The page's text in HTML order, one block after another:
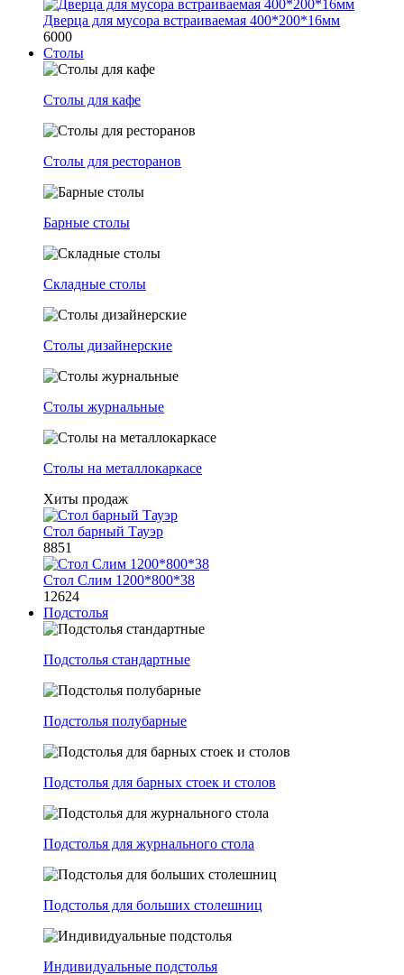
Дверца для мусора встраиваемая 400*200*16мм
6000
Столы
Столы для кафе
Столы для ресторанов
Барные столы
Складные столы
Столы дизайнерские
Столы журнальные
Столы на металлокаркасе
Хиты продаж
Стол барный Тауэр
8851
Стол Слим 1200*800*38
12624
Подстолья
Подстолья стандартные
Подстолья полубарные
Подстолья для барных стоек и столов
Подстолья для журнального стола
Подстолья для больших столешниц
Индивидуальные подстолья